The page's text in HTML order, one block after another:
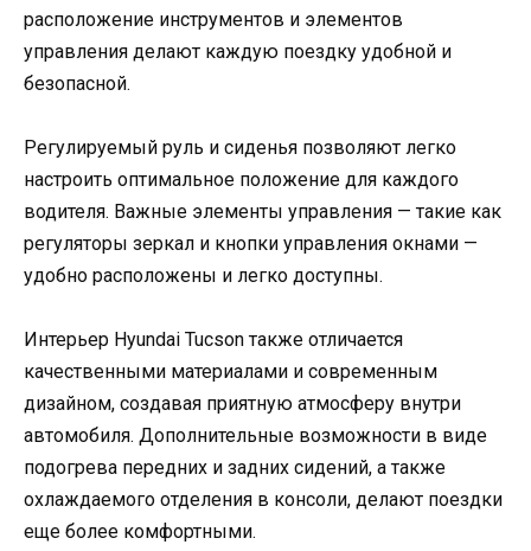
расположение инструментов и элементов
управления делают каждую поездку удобной и
безопасной.
Регулируемый руль и сиденья позволяют легко
настроить оптимальное положение для каждого
водителя. Важные элементы управления — такие как
регуляторы зеркал и кнопки управления окнами —
удобно расположены и легко доступны.
Интерьер Hyundai Tucson также отличается
качественными материалами и современным
дизайном, создавая приятную атмосферу внутри
автомобиля. Дополнительные возможности в виде
подогрева передних и задних сидений, а также
охлаждаемого отделения в консоли, делают поездки
еще более комфортными.